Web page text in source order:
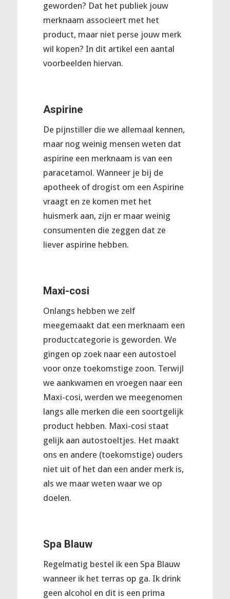
geworden? Dat het publiek jouw
merknaam associeert met het
product, maar niet perse jouw merk
wil kopen? In dit artikel een aantal
voorbeelden hiervan.
Aspirine
De pijnstiller die we allemaal kennen,
maar nog weinig mensen weten dat
aspirine een merknaam is van een
paracetamol. Wanneer je bij de
apotheek of drogist om een Aspirine
vraagt en ze komen met het
huismerk aan, zijn er maar weinig
consumenten die zeggen dat ze
liever aspirine hebben.
Maxi-cosi
Onlangs hebben we zelf
meegemaakt dat een merknaam een
productcategorie is geworden. We
gingen op zoek naar een autostoel
voor onze toekomstige zoon. Terwijl
we aankwamen en vroegen naar een
Maxi-cosi, werden we meegenomen
langs alle merken die een soortgelijk
product hebben. Maxi-cosi staat
gelijk aan autostoeltjes. Het maakt
ons en andere (toekomstige) ouders
niet uit of het dan een ander merk is,
als we maar weten waar we op
doelen.
Spa Blauw
Regelmatig bestel ik een Spa Blauw
wanneer ik het terras op ga. Ik drink
geen alcohol en dit is een prima